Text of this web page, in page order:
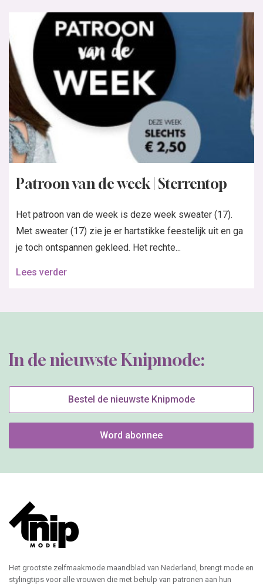
Patroon van de week | Sterrentop
Het patroon van de week is deze week sweater (17).
Met sweater (17) zie je er hartstikke feestelijk uit en ga
je toch ontspannen gekleed. Het rechte...
Lees verder
In de nieuwste Knipmode:
Bestel de nieuwste Knipmode
Word abonnee
Het grootste zelfmaakmode maandblad van Nederland, brengt mode en
stylingtips voor alle vrouwen die met behulp van patronen aan hun